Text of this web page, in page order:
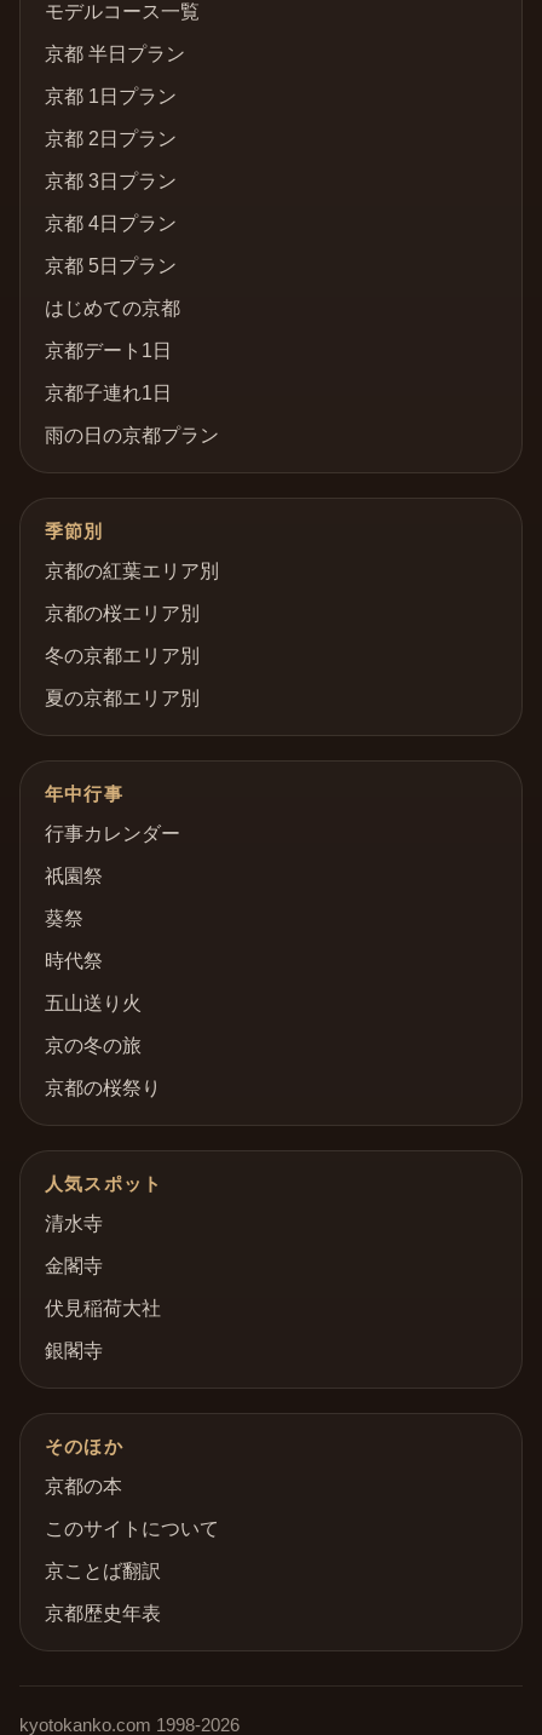
モデルコース一覧
京都 半日プラン
京都 1日プラン
京都 2日プラン
京都 3日プラン
京都 4日プラン
京都 5日プラン
はじめての京都
京都デート1日
京都子連れ1日
雨の日の京都プラン
季節別
京都の紅葉エリア別
京都の桜エリア別
冬の京都エリア別
夏の京都エリア別
年中行事
行事カレンダー
祇園祭
葵祭
時代祭
五山送り火
京の冬の旅
京都の桜祭り
人気スポット
清水寺
金閣寺
伏見稲荷大社
銀閣寺
そのほか
京都の本
このサイトについて
京ことば翻訳
京都歴史年表
kyotokanko.com 1998-2026